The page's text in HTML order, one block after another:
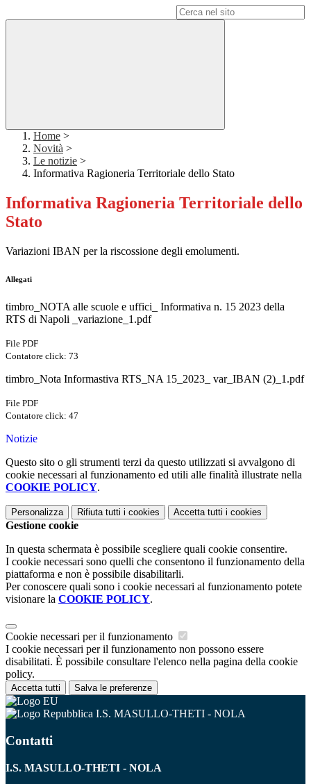
Home >
Novità >
Le notizie >
Informativa Ragioneria Territoriale dello Stato
Informativa Ragioneria Territoriale dello
Stato
Variazioni IBAN per la riscossione degli emolumenti.
Allegati
timbro_NOTA alle scuole e uffici_ Informativa n. 15 2023 della
RTS di Napoli _variazione_1.pdf
File PDF
Contatore click: 73
timbro_Nota Informastiva RTS_NA 15_2023_ var_IBAN (2)_1.pdf
File PDF
Contatore click: 47
Notizie
Questo sito o gli strumenti terzi da questo utilizzati si avvalgono di
cookie necessari al funzionamento ed utili alle finalità illustrate nella
COOKIE POLICY.
Personalizza Rifiuta tutti i cookies Accetta tutti i cookies
Gestione cookie
In questa schermata è possibile scegliere quali cookie consentire.
I cookie necessari sono quelli che consentono il funzionamento della
piattaforma e non è possibile disabilitarli.
Per conoscere quali sono i cookie necessari al funzionamento potete
visionare la COOKIE POLICY.
Cookie necessari per il funzionamento
I cookie necessari per il funzionamento non possono essere
disabilitati. È possibile consultare l'elenco nella pagina della cookie
policy.
Accetta tutti Salva le preferenze
I.S. MASULLO-THETI - NOLA
Contatti
I.S. MASULLO-THETI - NOLA